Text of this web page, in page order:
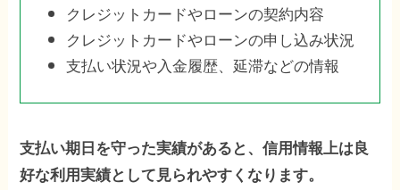
クレジットカードやローンの契約内容
クレジットカードやローンの申し込み状況
支払い状況や入金履歴、延滞などの情報
支払い期日を守った実績があると、信用情報上は良
好な利用実績として見られやすくなります。